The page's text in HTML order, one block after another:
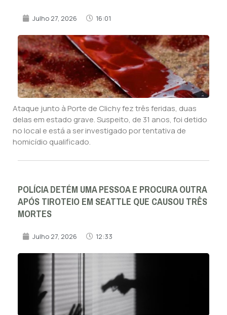
Julho 27, 2026 16:01
Ataque junto à Porte de Clichy fez três feridas, duas
delas em estado grave. Suspeito, de 31 anos, foi detido
no local e está a ser investigado por tentativa de
homicídio qualificado.
POLÍCIA DETÉM UMA PESSOA E PROCURA OUTRA
APÓS TIROTEIO EM SEATTLE QUE CAUSOU TRÊS
MORTES
Julho 27, 2026 12:33